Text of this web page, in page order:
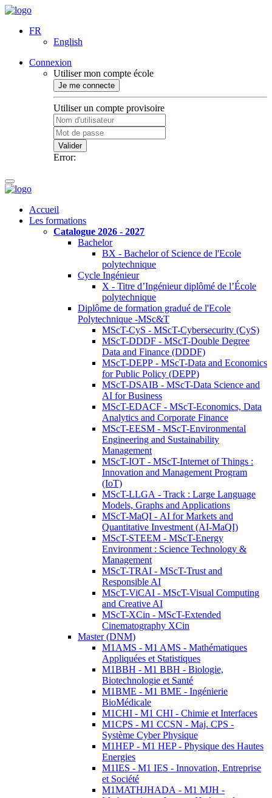
FR
English
Connexion
Utiliser mon compte école
Je me connecte
Utiliser un compte provisoire
Valider
Error:
Accueil
Les formations
Catalogue 2026 - 2027
Bachelor
BX - Bachelor of Science de l'Ecole
polytechnique
Cycle Ingénieur
X - Titre d’Ingénieur diplômé de l’École
polytechnique
Diplôme de formation gradué de l'Ecole
Polytechnique -MSc&T
MScT-CyS - MScT-Cybersecurity (CyS)
MScT-DDDF - MScT-Double Degree
Data and Finance (DDDF)
MScT-DEPP - MScT-Data and Economics
for Public Policy (DEPP)
MScT-DSAIB - MScT-Data Science and
AI for Business
MScT-EDACF - MScT-Economics, Data
Analytics and Corporate Finance
MScT-EESM - MScT-Environmental
Engineering and Sustainability
Management
MScT-IOT - MScT-Internet of Things :
Innovation and Management Program
(IoT)
MScT-LLGA - Track : Large Language
Models, Graphs and Applications
MScT-MaQI - AI for Markets and
Quantitative Investment (AI-MaQI)
MScT-STEEM - MScT-Energy
Environment : Science Technology &
Management
MScT-TRAI - MScT-Trust and
Responsible AI
MScT-ViCAI - MScT-Visual Computing
and Creative AI
MScT-XCin - MScT-Extended
Cinematography XCin
Master (DNM)
M1AMS - M1 AMS - Mathématiques
Appliquées et Statistiques
M1BBH - M1 BBH - Biologie,
Biotechnologie et Santé
M1BME - M1 BME - Ingénierie
BioMédicale
M1CHI - M1 CHI - Chimie et Interfaces
M1CPS - M1 CCSN - Maj. CPS -
Système Cyber Physique
M1HEP - M1 HEP - Physique des Hautes
Energies
M1IES - M1 IES - Innovation, Entreprise
et Société
M1MATHJHADA - M1 MJH -